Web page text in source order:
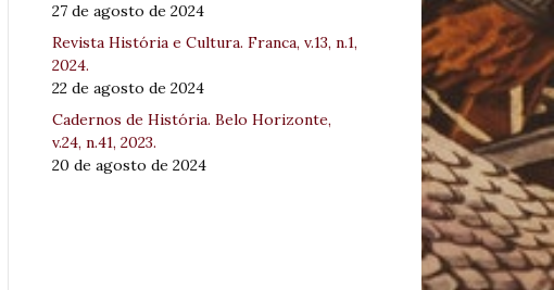
27 de agosto de 2024
Revista História e Cultura. Franca, v.13, n.1,
2024.
22 de agosto de 2024
Cadernos de História. Belo Horizonte,
v.24, n.41, 2023.
20 de agosto de 2024